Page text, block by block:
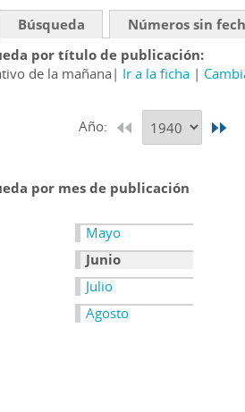
Búsqueda
Números sin
por título de publicación
de la mañana
Ir a la ficha
Año:
por mes de publicación
Mayo
Junio
Julio
Agosto